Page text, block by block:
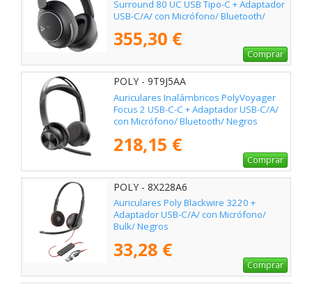
Surround 80 UC USB Tipo-C + Adaptador
USB-C/A/ con Micrófono/ Bluetooth/
355,30 €
Comprar
POLY - 9T9J5AA
Auriculares Inalámbricos PolyVoyager
Focus 2 USB-C-C + Adaptador USB-C/A/
con Micrófono/ Bluetooth/ Negros
218,15 €
Comprar
POLY - 8X228A6
Auriculares Poly Blackwire 3220 +
Adaptador USB-C/A/ con Micrófono/
Bulk/ Negros
33,28 €
Comprar